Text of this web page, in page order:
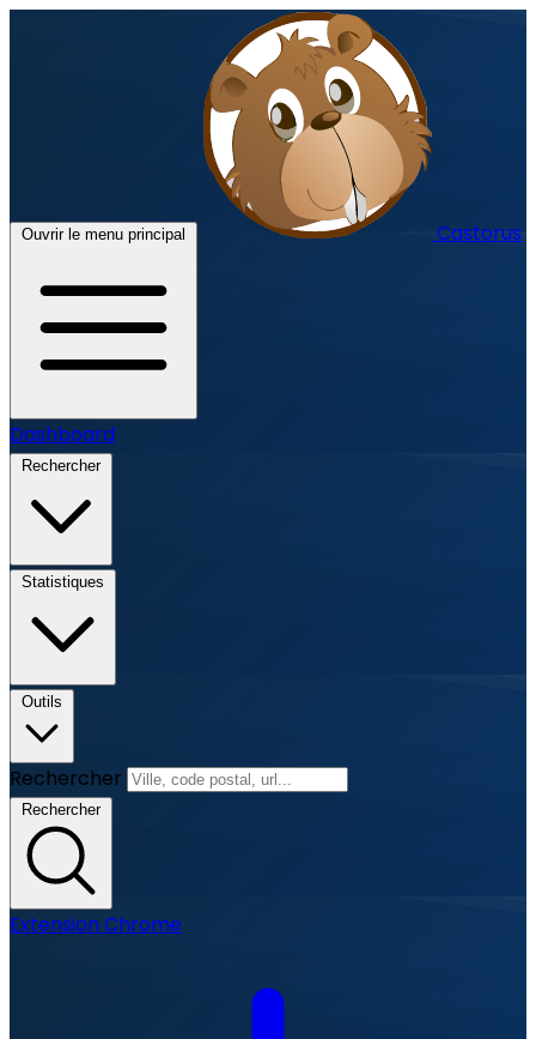
Ouvrir le menu principal Castorus
Dashboard
Rechercher
Statistiques
Outils
Rechercher
Rechercher
Extension Chrome